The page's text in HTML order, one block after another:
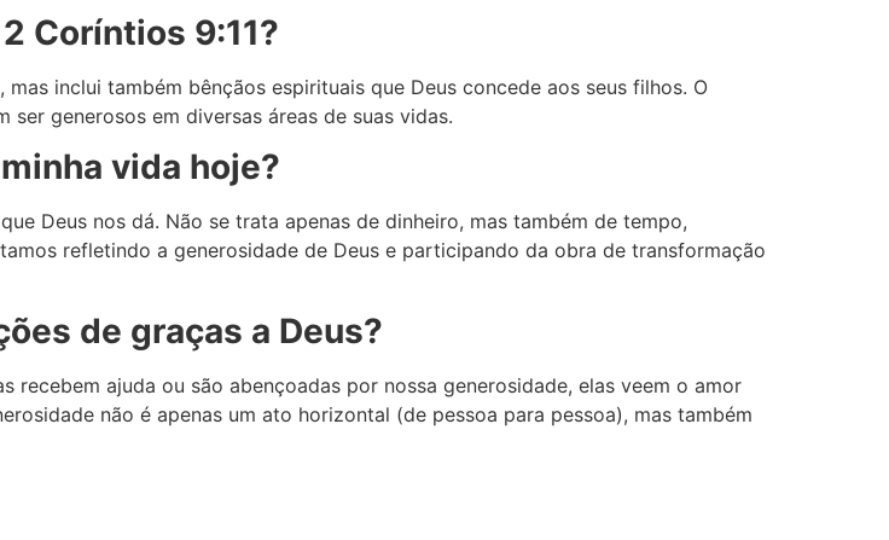
Coríntios 9:11?
inclui também bênçãos espirituais que Deus concede aos seus filhos. O
generosos em diversas áreas de suas vidas.
vida hoje?
Deus nos dá. Não se trata apenas de dinheiro, mas também de tempo,
refletindo a generosidade de Deus e participando da obra de transformação
de graças a Deus?
recebem ajuda ou são abençoadas por nossa generosidade, elas veem o amor
não é apenas um ato horizontal (de pessoa para pessoa), mas também